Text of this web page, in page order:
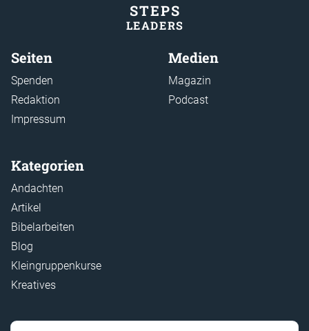
STEPS
LEADERS
Seiten
Spenden
Redaktion
Impressum
Medien
Magazin
Podcast
Kategorien
Andachten
Artikel
Bibelarbeiten
Blog
Kleingruppenkurse
Kreatives